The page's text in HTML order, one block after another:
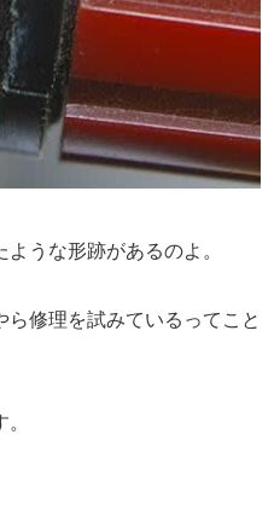
うな形跡があるのよ。
修理を試みているってこと